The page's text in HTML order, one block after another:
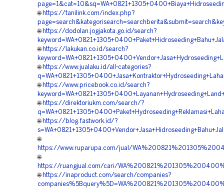
🌐 https://tanilink.com/index.php?
🌐 https://dodolan.jogjakota.go.id/search?
🌐 https://lakukan.co.id/search?
🌐 https://www.jualaku.id/all-categories?
🌐 https://www.pricebook.co.id/search?
🌐 https://direktoriukm.com/search/?
🌐 https://blog.fastwork.id/?
🌐
https://www.ruparupa.com/jual/
🌐
https://ruangjual.com/cari/
🌐 https://inaproduct.com/search/companies?